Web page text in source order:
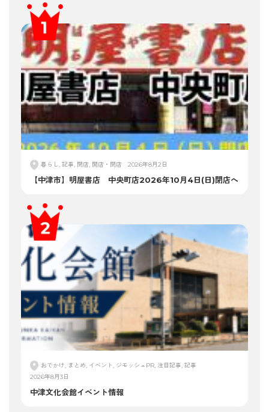
暮らし, 記事, 閉店, 開店・閉店 2026年8月2日
【中津市】明屋書店 中央町店2026年10月4日(日)閉店へ
おでかけ, まとめ, イベント, ジモッシュPR, 注目記事, 記事
2026年8月3日
中津文化会館イベント情報